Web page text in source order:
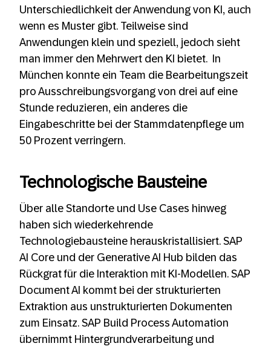
Unterschiedlichkeit der Anwendung von KI, auch
wenn es Muster gibt. Teilweise sind
Anwendungen klein und speziell, jedoch sieht
man immer den Mehrwert den KI bietet. In
München konnte ein Team die Bearbeitungszeit
pro Ausschreibungsvorgang von drei auf eine
Stunde reduzieren, ein anderes die
Eingabeschritte bei der Stammdatenpflege um
50 Prozent verringern.
Technologische Bausteine
Über alle Standorte und Use Cases hinweg
haben sich wiederkehrende
Technologiebausteine herauskristallisiert. SAP
AI Core und der Generative AI Hub bilden das
Rückgrat für die Interaktion mit KI-Modellen. SAP
Document AI kommt bei der strukturierten
Extraktion aus unstrukturierten Dokumenten
zum Einsatz. SAP Build Process Automation
übernimmt Hintergrundverarbeitung und